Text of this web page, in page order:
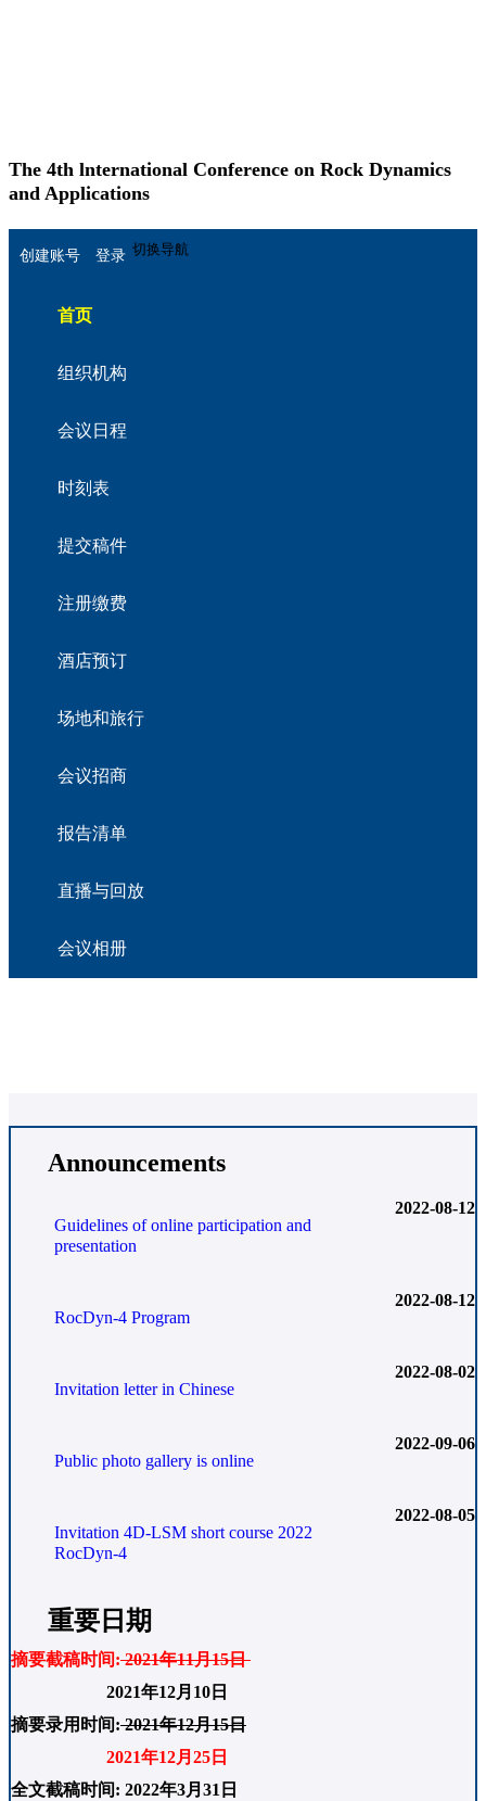
The 4th lnternational Conference on Rock Dynamics
and Applications
切换导航
创建账号 登录
首页
组织机构
会议日程
时刻表
提交稿件
注册缴费
酒店预订
场地和旅行
会议招商
报告清单
直播与回放
会议相册
Announcements
2022-08-12
Guidelines of online participation and
presentation
2022-08-12
RocDyn-4 Program
2022-08-02
Invitation letter in Chinese
2022-09-06
Public photo gallery is online
2022-08-05
Invitation 4D-LSM short course 2022
RocDyn-4
重要日期
摘要截稿时间: 2021年11月15日
2021年12月10日
摘要录用时间:2021年12月15日
2021年12月25日
全文截稿时间: 2022年3月31日